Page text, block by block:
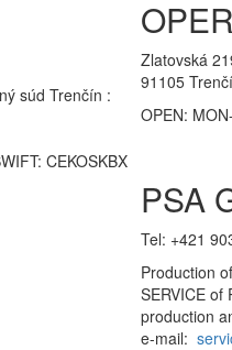
súd Trenčín :
CEKOSKBX
Zlatovská
91105
OPEN:
PSA
Tel: +421
Production
SERVICE
production
e-mail: